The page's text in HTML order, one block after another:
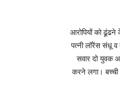
आरोपियों को
पत्नी लॉरेंस संधू
सवार दो युवक
करने लगा।